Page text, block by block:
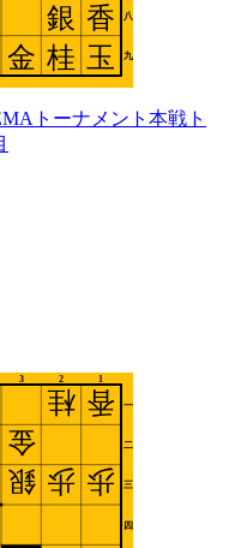
トーナメント本戦ト